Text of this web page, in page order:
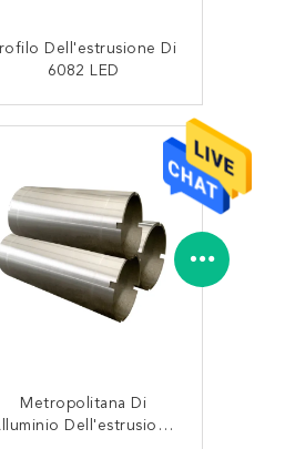
Dell'estrusione Di
6082 LED
CONTATTACI
Metropolitana Di
Dell'estrusione